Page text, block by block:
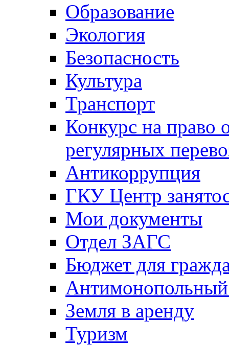
Образование
Экология
Безопасность
Культура
Транспорт
Конкурс на право
регулярных
Антикоррупция
ГКУ Центр
Мои документы
Отдел ЗАГС
Бюджет для
Антимонопольный
Земля в аренду
Туризм